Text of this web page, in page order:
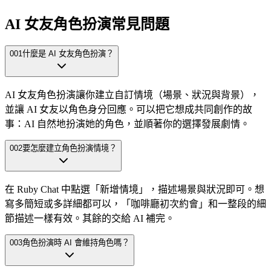
AI 女友角色扮演常見問題
001什麼是 AI 女友角色扮演？
AI 女友角色扮演讓你建立自訂情境（場景、狀況與背景），
並讓 AI 女友以角色身分回應。可以把它想成共同創作的故
事：AI 自然地扮演她的角色，並順著你的選擇發展劇情。
002要怎麼建立角色扮演情境？
在 Ruby Chat 中點選「新增情境」，描述場景與狀況即可。想
寫多簡短或多詳細都可以，「咖啡廳初次約會」和一整段的細
節描述一樣有效。其餘的交給 AI 補完。
003角色扮演時 AI 會維持角色嗎？